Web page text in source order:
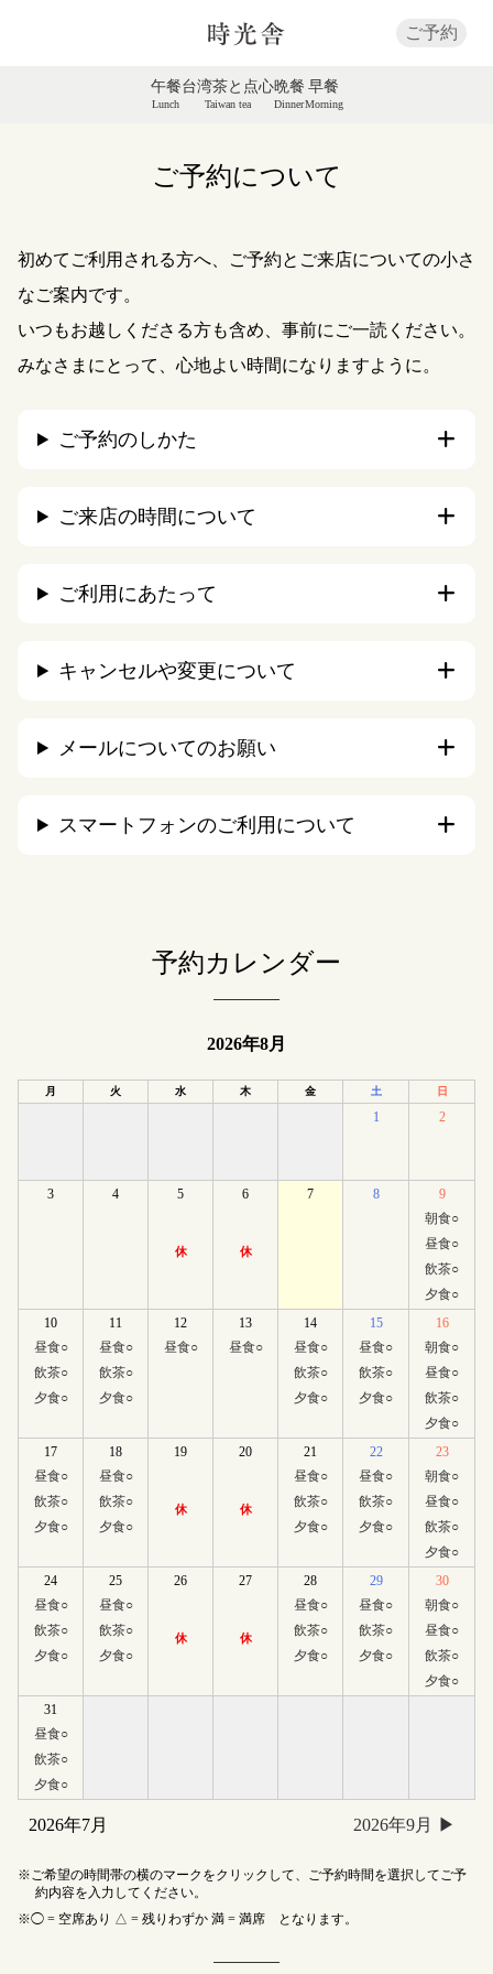
ご予約
午餐
Lunch
台湾茶と点心
Taiwan tea
晩餐
Dinner
早餐
Morning
ご予約について
初めてご利用される方へ、ご予約とご来店についての小さ
なご案内です。
いつもお越しくださる方も含め、事前にご一読ください。
みなさまにとって、心地よい時間になりますように。
ご予約のしかた
ご来店の時間について
ご利用にあたって
キャンセルや変更について
メールについてのお願い
スマートフォンのご利用について
予約カレンダー
2026年8月
月 火 水 木 金 土 日
1 2
3 4 5
休
6
休
7 8
9
朝食○
昼食○
飲茶○
夕食○
10
昼食○
飲茶○
夕食○
11
昼食○
飲茶○
夕食○
12
昼食○
13
昼食○
14
昼食○
飲茶○
夕食○
15
昼食○
飲茶○
夕食○
16
朝食○
昼食○
飲茶○
夕食○
17
昼食○
飲茶○
夕食○
18
昼食○
飲茶○
夕食○
19
休
20
休
21
昼食○
飲茶○
夕食○
22
昼食○
飲茶○
夕食○
23
朝食○
昼食○
飲茶○
夕食○
24
昼食○
飲茶○
夕食○
25
昼食○
飲茶○
夕食○
26
休
27
休
28
昼食○
飲茶○
夕食○
29
昼食○
飲茶○
夕食○
30
朝食○
昼食○
飲茶○
夕食○
31
昼食○
飲茶○
夕食○
2026年7月 2026年9月
ご希望の時間帯の横のマークをクリックして、ご予約時間を選択してご予
約内容を入力してください。
◯ = 空席あり △ = 残りわずか 満 = 満席 となります。